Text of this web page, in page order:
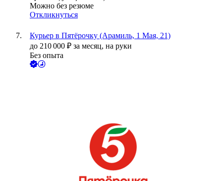
Можно без резюме
Откликнуться
Курьер в Пятёрочку (Арамиль, 1 Мая, 21)
до 210 000 ₽ за месяц, на руки
Без опыта